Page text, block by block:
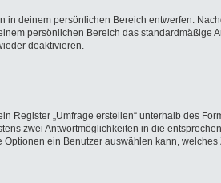
deinem persönlichen Bereich entwerfen.
persönlichen Bereich das
deaktivieren.
Register „Umfrage erstellen“ unterhalb des
zwei Antwortmöglichkeiten in die
ein Benutzer auswählen kann,